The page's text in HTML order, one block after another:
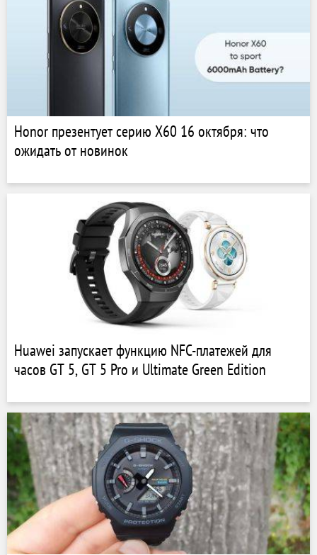
Honor презентует серию X60 16 октября: что
ожидать от новинок
Huawei запускает функцию NFC-платежей для
часов GT 5, GT 5 Pro и Ultimate Green Edition